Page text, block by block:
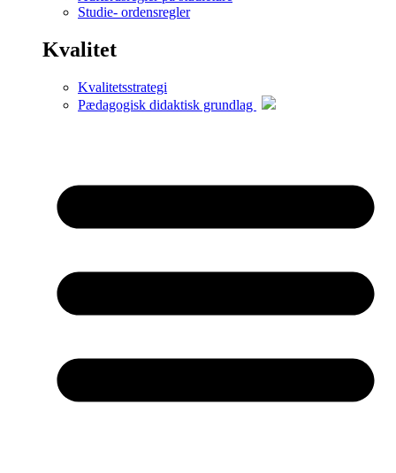
Studie- ordensregler
Kvalitet
Kvalitetsstrategi
Pædagogisk didaktisk grundlag